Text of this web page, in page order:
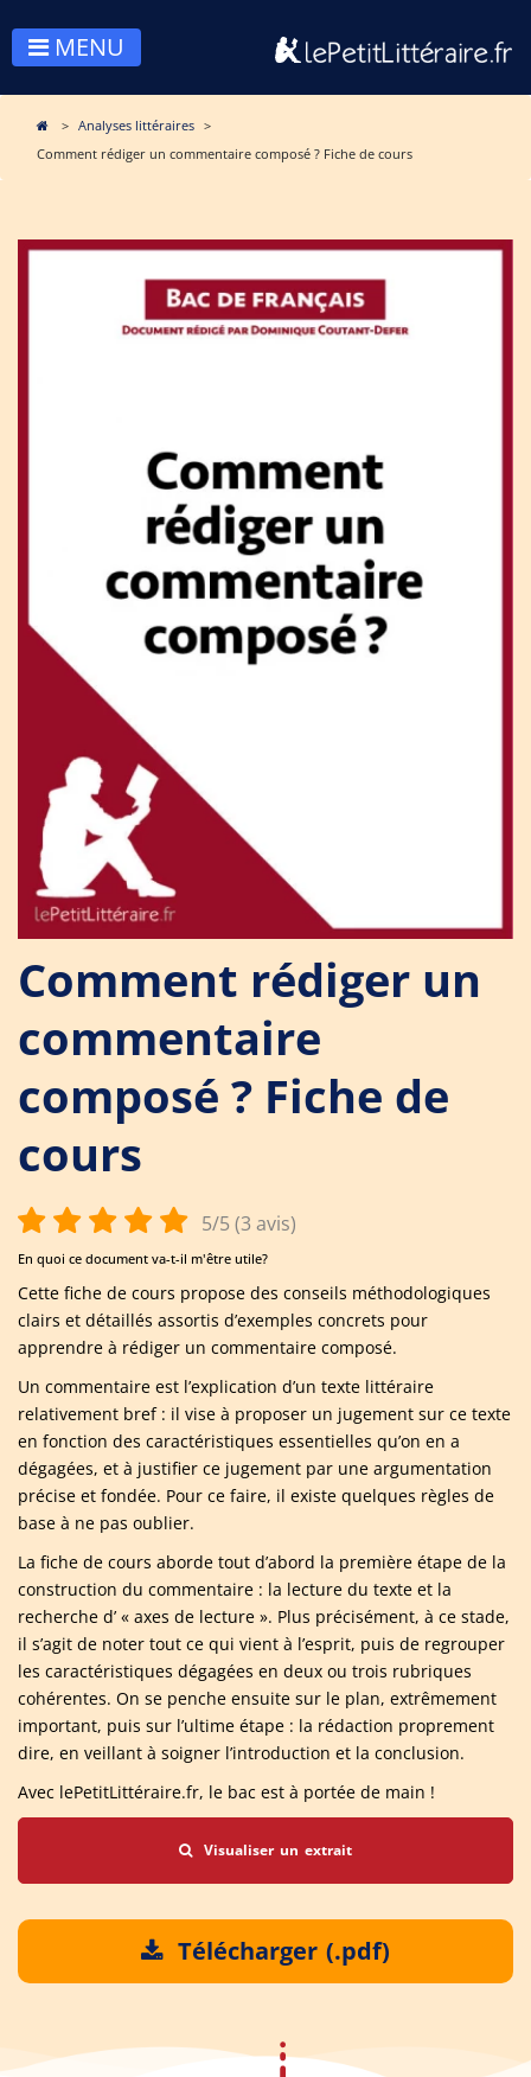
MENU
Analyses littéraires
Comment rédiger un commentaire composé ? Fiche de cours
Comment rédiger un
commentaire
composé ? Fiche de
cours
5/5 (3 avis)
En quoi ce document va-t-il m'être utile?
Cette fiche de cours propose des conseils méthodologiques
clairs et détaillés assortis d’exemples concrets pour
apprendre à rédiger un commentaire composé.
Un commentaire est l’explication d’un texte littéraire
relativement bref : il vise à proposer un jugement sur ce texte
en fonction des caractéristiques essentielles qu’on en a
dégagées, et à justifier ce jugement par une argumentation
précise et fondée. Pour ce faire, il existe quelques règles de
base à ne pas oublier.
La fiche de cours aborde tout d’abord la première étape de la
construction du commentaire : la lecture du texte et la
recherche d’ « axes de lecture ». Plus précisément, à ce stade,
il s’agit de noter tout ce qui vient à l’esprit, puis de regrouper
les caractéristiques dégagées en deux ou trois rubriques
cohérentes. On se penche ensuite sur le plan, extrêmement
important, puis sur l’ultime étape : la rédaction proprement
dire, en veillant à soigner l’introduction et la conclusion.
Avec lePetitLittéraire.fr, le bac est à portée de main !
Visualiser un extrait
Télécharger (.pdf)